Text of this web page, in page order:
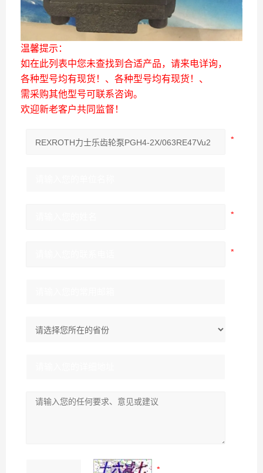
温馨提示：
如在此列表中您未查找到合适产品，请来电详询，
各种型号均有现货！、各种型号均有现货！、
需采购其他型号可联系咨询。
欢迎新老客户共同监督！